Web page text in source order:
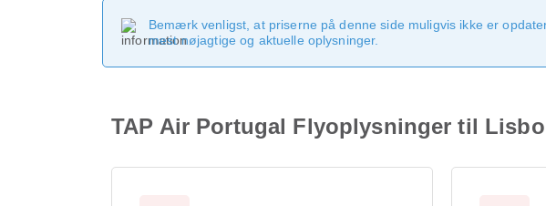
Bemærk venligst, at priserne på denne side muligvis ikke er
mest nøjagtige og aktuelle oplysninger.
TAP Air Portugal Flyoplysninger til